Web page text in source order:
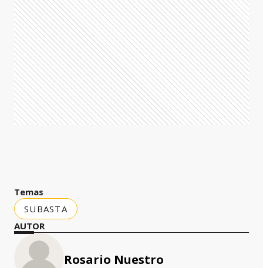
Temas
SUBASTA
AUTOR
Rosario Nuestro